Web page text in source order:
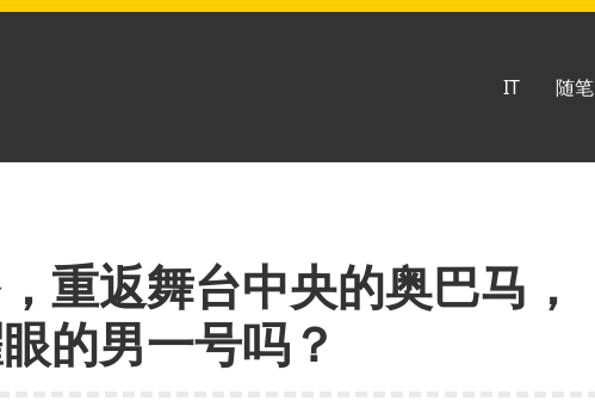
IT 随笔
重返舞台中央的奥巴马，
的男一号吗？